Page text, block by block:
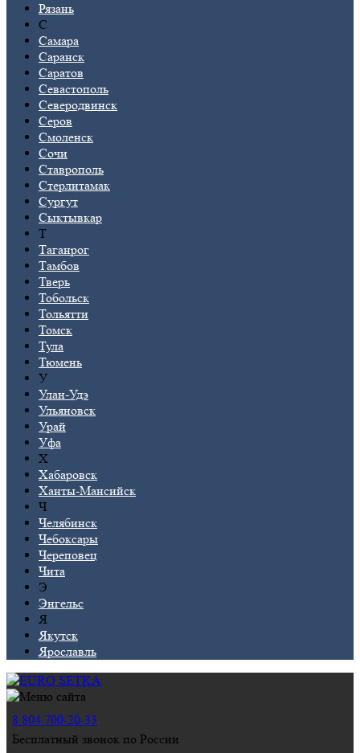
Рязань
С
Самара
Саранск
Саратов
Севастополь
Северодвинск
Серов
Смоленск
Сочи
Ставрополь
Стерлитамак
Сургут
Сыктывкар
Т
Таганрог
Тамбов
Тверь
Тобольск
Тольятти
Томск
Тула
Тюмень
У
Улан-Удэ
Ульяновск
Урай
Уфа
Х
Хабаровск
Ханты-Мансийск
Ч
Челябинск
Чебоксары
Череповец
Чита
Э
Энгельс
Я
Якутск
Ярославль
8 804 700-20-33
Бесплатный звонок по России